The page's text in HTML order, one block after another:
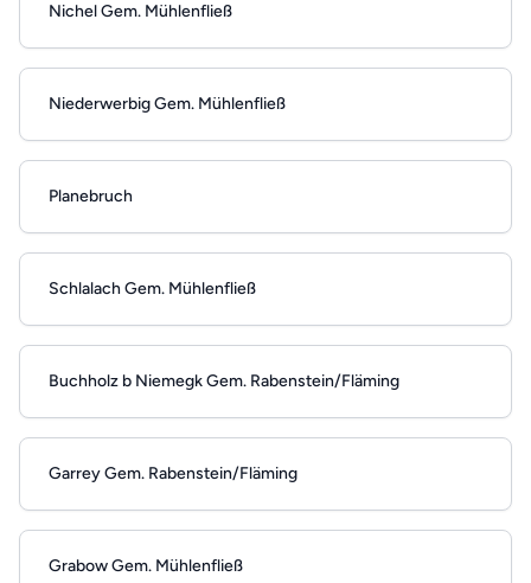
Nichel Gem. Mühlenfließ
Niederwerbig Gem. Mühlenfließ
Planebruch
Schlalach Gem. Mühlenfließ
Buchholz b Niemegk Gem. Rabenstein/Fläming
Garrey Gem. Rabenstein/Fläming
Grabow Gem. Mühlenfließ